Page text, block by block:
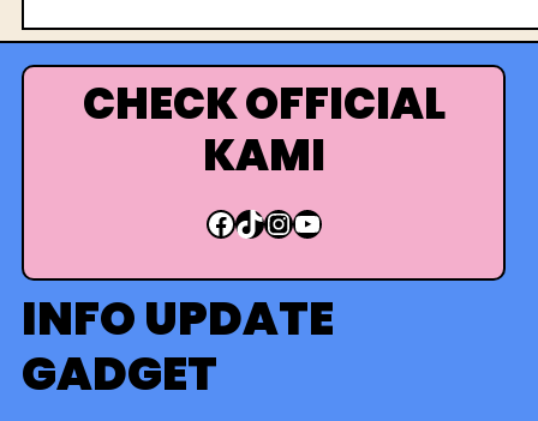
r
i
CHECK OFFICIAL
KAMI
Facebook TikTok InstagramYouTube
INFO UPDATE
GADGET